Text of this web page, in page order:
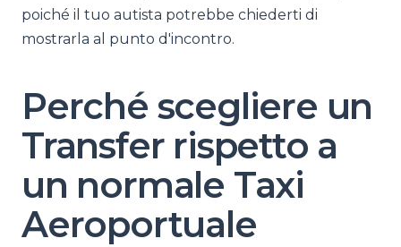
poiché il tuo autista potrebbe chiederti di
mostrarla al punto d'incontro.
Perché scegliere un
Transfer rispetto a
un normale Taxi
Aeroportuale